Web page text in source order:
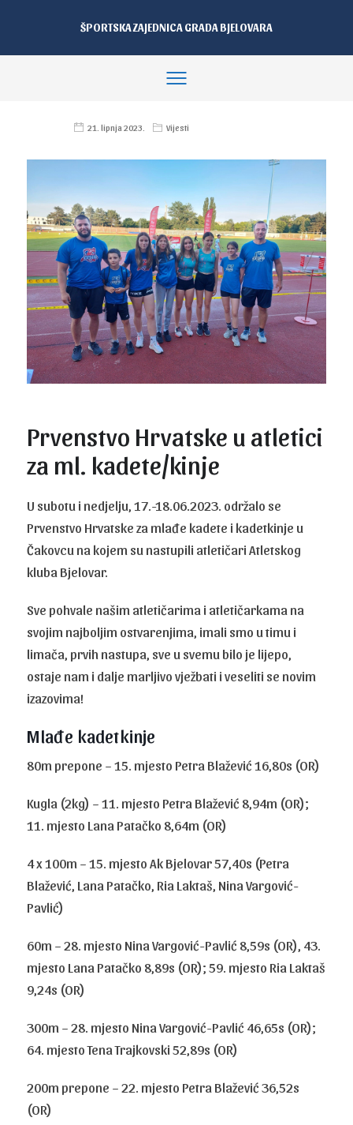
ŠPORTSKA ZAJEDNICA GRADA BJELOVARA
21. lipnja 2023. Vijesti
Prvenstvo Hrvatske u atletici
za ml. kadete/kinje
U subotu i nedjelju, 17.-18.06.2023. održalo se
Prvenstvo Hrvatske za mlađe kadete i kadetkinje u
Čakovcu na kojem su nastupili atletičari Atletskog
kluba Bjelovar.
Sve pohvale našim atletičarima i atletičarkama na
svojim najboljim ostvarenjima, imali smo u timu i
limača, prvih nastupa, sve u svemu bilo je lijepo,
ostaje nam i dalje marljivo vježbati i veseliti se novim
izazovima!
Mlađe kadetkinje
80m prepone – 15. mjesto Petra Blažević 16,80s (OR)
Kugla (2kg) – 11. mjesto Petra Blažević 8,94m (OR);
11. mjesto Lana Patačko 8,64m (OR)
4 x 100m – 15. mjesto Ak Bjelovar 57,40s (Petra
Blažević, Lana Patačko, Ria Laktaš, Nina Vargović-
Pavlić)
60m – 28. mjesto Nina Vargović-Pavlić 8,59s (OR), 43.
mjesto Lana Patačko 8,89s (OR); 59. mjesto Ria Laktaš
9,24s (OR)
300m – 28. mjesto Nina Vargović-Pavlić 46,65s (OR);
64. mjesto Tena Trajkovski 52,89s (OR)
200m prepone – 22. mjesto Petra Blažević 36,52s
(OR)